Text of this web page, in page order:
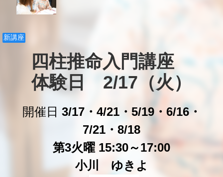
新講座
四柱推命入門講座
体験日　2/17（火）
開催日 3/17・4/21・5/19・6/16・
7/21・8/18
第3火曜 15:30～17:00
小川 ゆきよ